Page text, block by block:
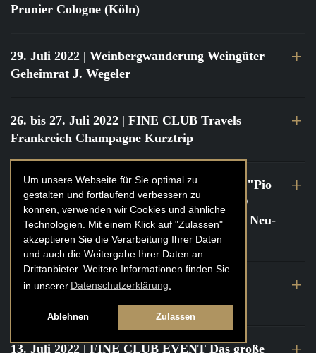
Um unsere Webseite für Sie optimal zu
gestalten und fortlaufend verbessern zu
können, verwenden wir Cookies und ähnliche
Technologien. Mit einem Klick auf "Zulassen"
akzeptieren Sie die Verarbeitung Ihrer Daten
und auch die Weitergabe Ihrer Daten an
Drittanbieter. Weitere Informationen finden Sie
in unserer Datenschutzerklärung.
Ablehnen Zulassen
Prunier Cologne (Köln)
29. Juli 2022 | Weinbergwanderung Weingüter
Geheimrat J. Wegeler
26. bis 27. Juli 2022 | FINE CLUB Travels
Frankreich Champagne Kurztrip
22. Juli 2022| FINE CLUB Private Dinner "Pio
Cesare" mit Tochter Frederica Pio Boffa @
FINE CLUB Clubhouse Alter Haferkasten, Neu-
Isenburg
21. bis 22. Juli 2022| FINE CLUB Travels
Frankreich Burgund Kurztrip
13. Juli 2022 | FINE CLUB EVENT Das große